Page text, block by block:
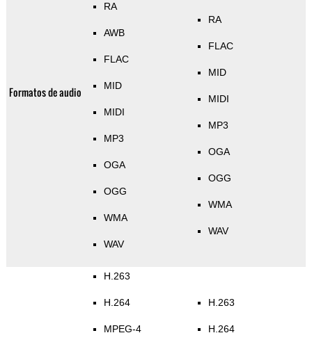
Formatos de audio
RA
AWB
FLAC
MID
MIDI
MP3
OGA
OGG
WMA
WAV
RA
FLAC
MID
MIDI
MP3
OGA
OGG
WMA
WAV
H.263
H.264
MPEG-4
H.263
H.264